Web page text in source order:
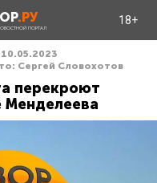
.РУ
ПОРТАЛ
18+
10.05.2023
Сергей Словохотов
перекроют
Менделеева